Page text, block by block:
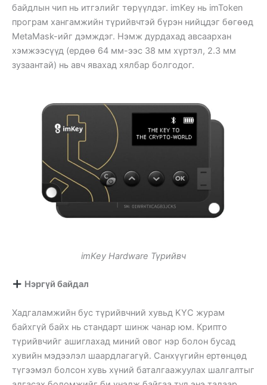
байдлын чип нь итгэлийг төрүүлдэг. imKey нь imToken
програм хангамжийн түрийвчтэй бүрэн нийцдэг бөгөөд
MetaMask-ийг дэмждэг. Нэмж дурдахад авсаархан
хэмжээсүүд (ердөө 64 мм-ээс 38 мм хүртэл, 2.3 мм
зузаантай) нь авч явахад хялбар болгодог.
imKey Hardware Түрийвч
Нэргүй байдал
Хадгаламжийн бус түрийвчний хувьд KYC журам
байхгүй байх нь стандарт шинж чанар юм. Крипто
түрийвчийг ашиглахад миний овог нэр болон бусад
хувийн мэдээлэл шаардлагагүй. Санхүүгийн ертөнцөд
түгээмэл болсон хувь хүний ​​​​баталгаажуулах шалгалтыг